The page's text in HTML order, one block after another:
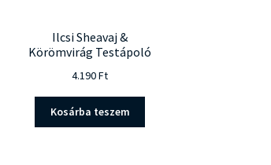
Ilcsi Sheavaj &
Körömvirág Testápoló
4.190Ft
Kosárba teszem